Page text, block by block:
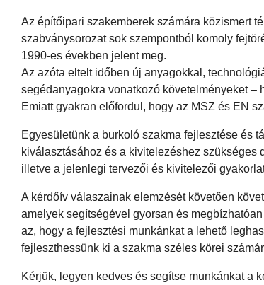
Az építőipari szakemberek számára közismert
szabványsorozat sok szempontból komoly
1990-es években jelent meg.
Az azóta eltelt időben új anyagokkal,
segédanyagokra vonatkozó követelményeket –
Emiatt gyakran előfordul, hogy az MSZ és EN
Egyesületünk a burkoló szakma fejlesztése és
kiválasztásához és a kivitelezéshez szükséges
illetve a jelenlegi tervezői és kivitelezői
A kérdőív válaszainak elemzését követően
amelyek segítségével gyorsan és
az, hogy a fejlesztési munkánkat a lehető
fejleszthessünk ki a szakma széles körei
Kérjük, legyen kedves és segítse munkánkat a